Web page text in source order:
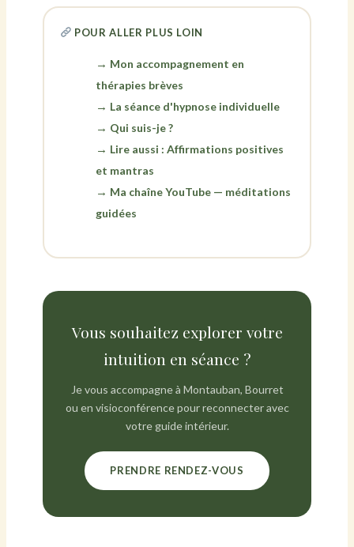
POUR ALLER PLUS LOIN
Mon accompagnement en
thérapies brèves
La séance d'hypnose individuelle
Qui suis-je ?
Lire aussi : Affirmations positives
et mantras
Ma chaîne YouTube — méditations
guidées
Vous souhaitez explorer votre
intuition en séance ?
Je vous accompagne à Montauban, Bourret
ou en visioconférence pour reconnecter avec
votre guide intérieur.
PRENDRE RENDEZ-VOUS